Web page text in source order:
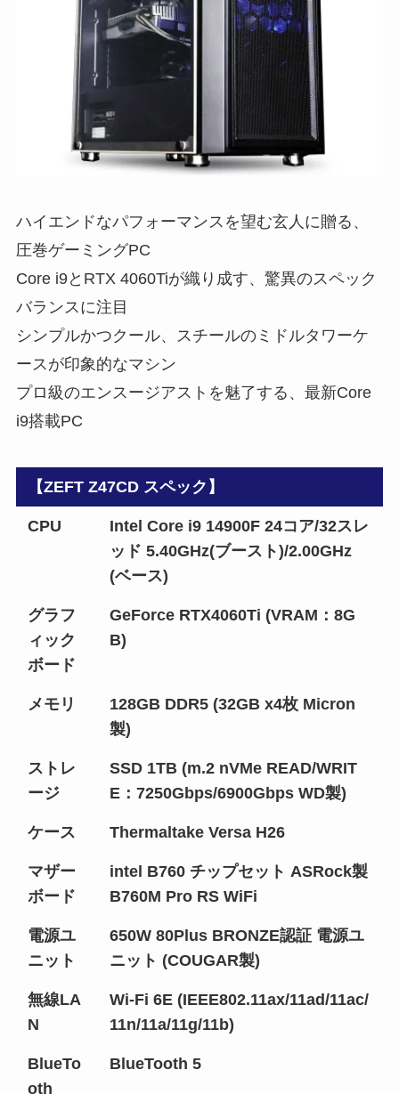
ハイエンドなパフォーマンスを望む玄人に贈る、
圧巻ゲーミングPC
Core i9とRTX 4060Tiが織り成す、驚異のスペック
バランスに注目
シンプルかつクール、スチールのミドルタワーケ
ースが印象的なマシン
プロ級のエンスージアストを魅了する、最新Core
i9搭載PC
【ZEFT Z47CD スペック】
CPU
Intel Core i9 14900F 24コア/32スレ
ッド 5.40GHz(ブースト)/2.00GHz
(ベース)
グラフ
ィック
ボード
GeForce RTX4060Ti (VRAM：8G
B)
メモリ
128GB DDR5 (32GB x4枚 Micron
製)
ストレ
ージ
SSD 1TB (m.2 nVMe READ/WRIT
E：7250Gbps/6900Gbps WD製)
ケース Thermaltake Versa H26
マザー
ボード
intel B760 チップセット ASRock製
B760M Pro RS WiFi
電源ユ
ニット
650W 80Plus BRONZE認証 電源ユ
ニット (COUGAR製)
無線LA
N
Wi-Fi 6E (IEEE802.11ax/11ad/11ac/
11n/11a/11g/11b)
BlueTo
oth
BlueTooth 5